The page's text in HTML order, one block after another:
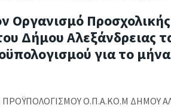
Οργανισμό
Δήμου Αλεξάνδρειας
για το
ΠΡΟΫΠΟΛΟΓΙΣΜΟΥ Ο.Π.Α.ΚΟ.Μ ΔΗΜΟΥ